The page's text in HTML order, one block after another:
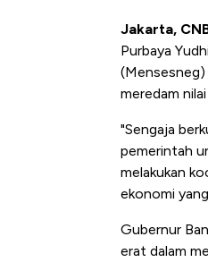
Jakarta,
Purbaya
(Mensesneg)
meredam
"Sengaja
pemerintah
melakukan
ekonomi
Gubernur
erat dalam